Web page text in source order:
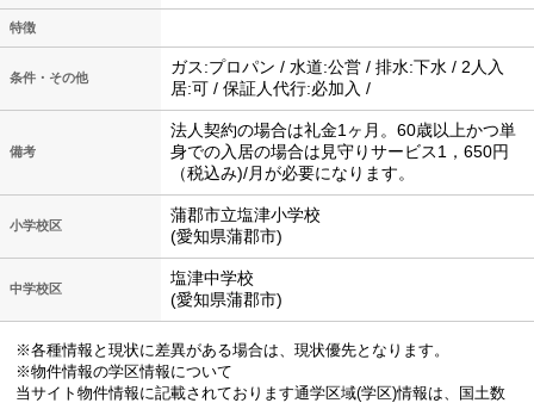
特徴
条件・その他
ガス:プロパン / 水道:公営 / 排水:下水 / 2人入
居:可 / 保証人代行:必加入 /
備考
法人契約の場合は礼金1ヶ月。60歳以上かつ単
身での入居の場合は見守りサービス1，650円
（税込み)/月が必要になります。
小学校区
蒲郡市立塩津小学校
(愛知県蒲郡市)
中学校区
塩津中学校
(愛知県蒲郡市)
※各種情報と現状に差異がある場合は、現状優先となります。
※物件情報の学区情報について
当サイト物件情報に記載されております通学区域(学区)情報は、国土数